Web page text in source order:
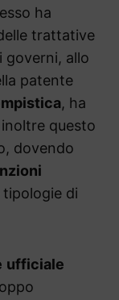
ha
trattative
governi, allo
patente
, ha
questo
dovendo
tipologie di
ufficiale